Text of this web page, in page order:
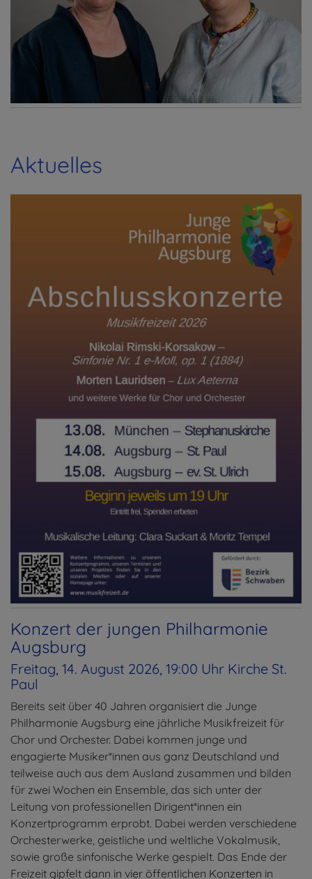
Aktuelles
Konzert der jungen Philharmonie
Augsburg
Freitag, 14. August 2026, 19:00 Uhr Kirche St.
Paul
Bereits seit über 40 Jahren organisiert die Junge
Philharmonie Augsburg eine jährliche Musikfreizeit für
Chor und Orchester. Dabei kommen junge und
engagierte Musiker*innen aus ganz Deutschland und
teilweise auch aus dem Ausland zusammen und bilden
für zwei Wochen ein Ensemble, das sich unter der
Leitung von professionellen Dirigent*innen ein
Konzertprogramm erprobt. Dabei werden verschiedene
Orchesterwerke, geistliche und weltliche Vokalmusik,
sowie große sinfonische Werke gespielt. Das Ende der
Freizeit gipfelt dann in vier öffentlichen Konzerten in